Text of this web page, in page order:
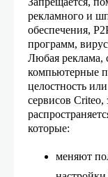
рекламного и
обеспечения,
программ,
Любая реклама,
компьютерные
целостность
сервисов
которые:
меняют